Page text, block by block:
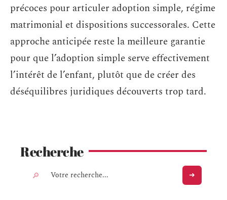
précoces pour articuler adoption simple, régime
matrimonial et dispositions successorales. Cette
approche anticipée reste la meilleure garantie
pour que l’adoption simple serve effectivement
l’intérêt de l’enfant, plutôt que de créer des
déséquilibres juridiques découverts trop tard.
Recherche